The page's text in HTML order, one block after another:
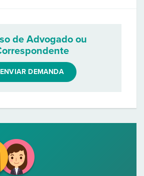
de Advogado ou
ENVIAR DEMANDA